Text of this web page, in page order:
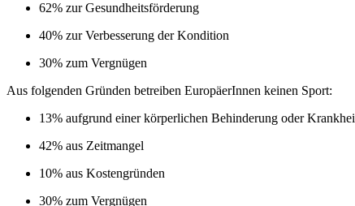
62% zur Gesundheitsförderung
40% zur Verbesserung der Kondition
30% zum Vergnügen
Aus folgenden Gründen betreiben EuropäerInnen keinen Sport:
13% aufgrund einer körperlichen Behinderung oder
42% aus Zeitmangel
10% aus Kostengründen
30% zum Vergnügen